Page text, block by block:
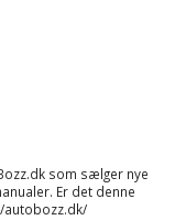
som sælger nye
. Er det denne
autobozz.dk/